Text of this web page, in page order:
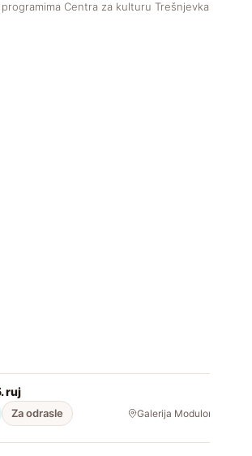
Centra za kulturu Trešnjevka.
ruj
Za odrasle Galerija Modulor